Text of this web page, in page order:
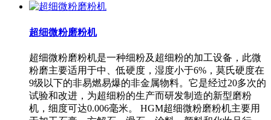
超细微粉磨粉机
超细微粉磨粉机是一种细粉及超细粉的加工设备，此微
粉磨主要适用于中、低硬度，湿度小于6%，莫氏硬度在
9级以下的非易燃易爆的非金属物料。它是经过20多次的
试验和改进，为超细粉的生产而研发制造的新型磨粉
机，细度可达0.006毫米。 HGM超细微粉磨粉机主要用